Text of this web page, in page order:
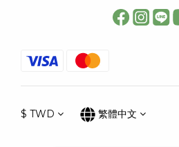
$ TWD 繁體中文